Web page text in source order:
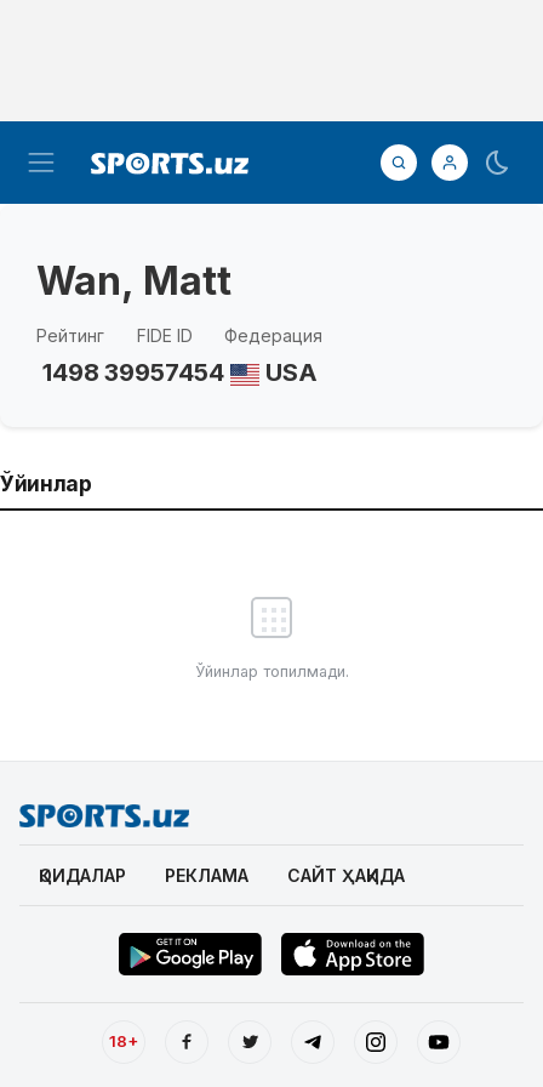
Wan, Matt
Рейтинг
1498
FIDE ID
39957454
Федерация
USA
Ўйинлар
Ўйинлар топилмади.
ҚОИДАЛАР РЕКЛАМА САЙТ ҲАҚИДА
18+